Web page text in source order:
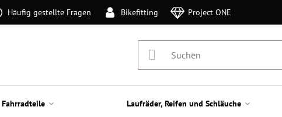
Häufig gestellte Fragen Bikefitting Project ONE
Fahrradteile Laufräder, Reifen und Schläuche